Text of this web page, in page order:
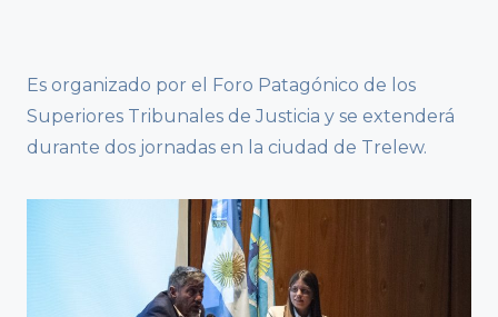
Es organizado por el Foro Patagónico de los
Superiores Tribunales de Justicia y se extenderá
durante dos jornadas en la ciudad de Trelew.